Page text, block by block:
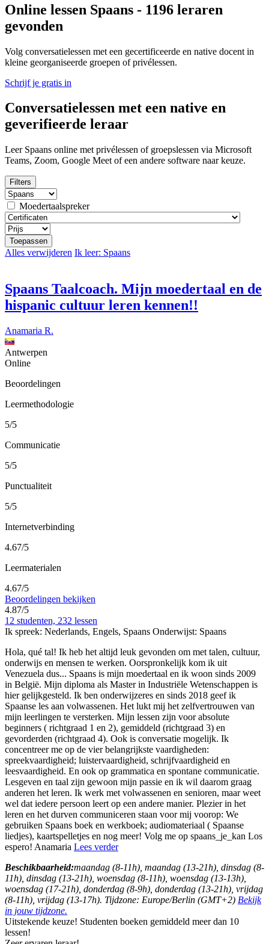
Online lessen Spaans - 1196 leraren
gevonden
Volg conversatielessen met een gecertificeerde en native docent in
kleine georganiseerde groepen of privélessen.
Schrijf je gratis in
Conversatielessen met een native en
geverifieerde leraar
Leer Spaans online met privélessen of groepslessen via Microsoft
Teams, Zoom, Google Meet of een andere software naar keuze.
Filters
Moedertaalspreker
Toepassen
Alles verwijderen Ik leer: Spaans
Spaans Taalcoach. Mijn moedertaal en de
hispanic cultuur leren kennen!!
Anamaria R.
Antwerpen
Online
Beoordelingen
Leermethodologie
5/5
Communicatie
5/5
Punctualiteit
5/5
Internetverbinding
4.67/5
Leermaterialen
4.67/5
Beoordelingen bekijken
4.87/5
12 studenten, 232 lessen
Ik spreek: Nederlands, Engels, Spaans Onderwijst: Spaans
Hola, qué tal! Ik heb het altijd leuk gevonden om met talen, cultuur,
onderwijs en mensen te werken. Oorspronkelijk kom ik uit
Venezuela dus... Spaans is mijn moedertaal en ik woon sinds 2009
in België. Mijn diploma als Master in Industriële Wetenschappen is
hier gelijkgesteld. Ik ben onderwijzeres en sinds 2018 geef ik
Spaanse les aan volwassenen. Het lukt mij het zelfvertrouwen van
mijn leerlingen te versterken. Mijn lessen zijn voor absolute
beginners ( richtgraad 1 en 2), gemiddeld (richtgraad 3) en
gevorderden (richtgraad 4). Ook is conversatie mogelijk. Ik
concentreer me op de vier belangrijkste vaardigheden:
spreekvaardigheid; luistervaardigheid, schrijfvaardigheid en
leesvaardigheid. En ook op grammatica en spontane communicatie.
Lesgeven en taal zijn gewoon mijn passie en ik wil daarom graag
anderen het leren. Ik werk met volwassenen en senioren, maar weet
wel dat iedere persoon leert op een andere manier. Plezier in het
leren en het durven communiceren staan voor mij voorop: We
gebruiken Spaans boek en werkboek; audiomateriaal ( Spaanse
liedjes), kaartspelletjes en nog meer! Volg me op spaans_je_kan Los
espero! Anamaria Lees verder
Beschikbaarheid:maandag (8-11h), maandag (13-21h), dinsdag (8-
11h), dinsdag (13-21h), woensdag (8-11h), woensdag (13-13h),
woensdag (17-21h), donderdag (8-9h), donderdag (13-21h), vrijdag
(8-11h), vrijdag (13-17h). Tijdzone: Europe/Berlin (GMT+2) Bekijk
in jouw tijdzone.
Uitstekende keuze! Studenten boeken gemiddeld meer dan 10
lessen!